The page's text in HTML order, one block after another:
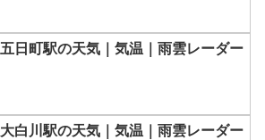
五日町駅の天気｜気温｜雨雲レーダー
大白川駅の天気｜気温｜雨雲レーダー